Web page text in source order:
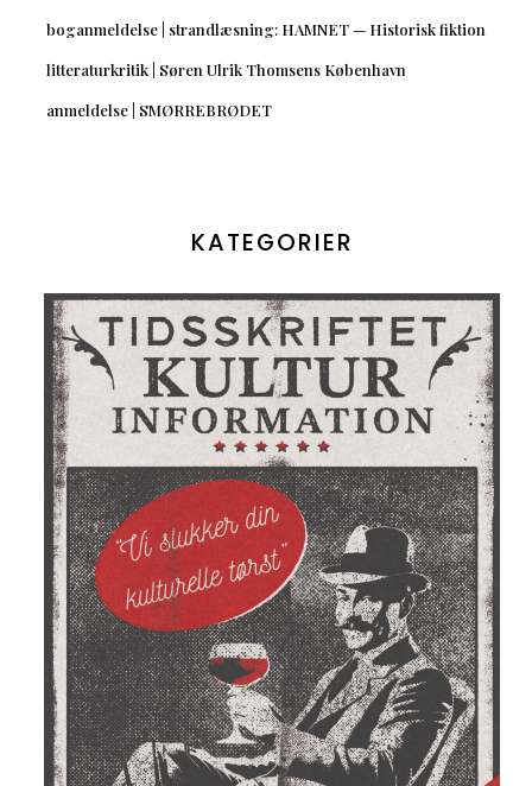
boganmeldelse | strandlæsning: HAMNET — Historisk fiktion
litteraturkritik | Søren Ulrik Thomsens København
anmeldelse | SMØRREBRØDET
KATEGORIER